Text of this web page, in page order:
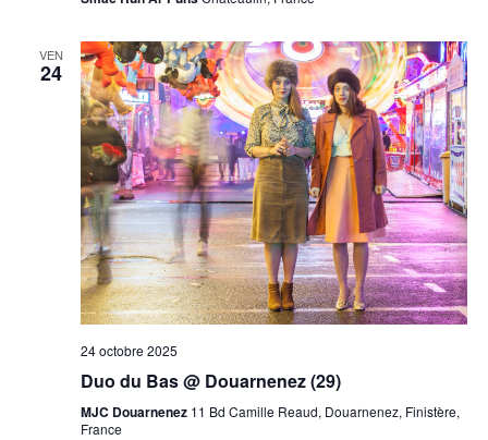
VEN
24
24 octobre 2025
Duo du Bas @ Douarnenez (29)
MJC Douarnenez 11 Bd Camille Reaud, Douarnenez, Finistère,
France